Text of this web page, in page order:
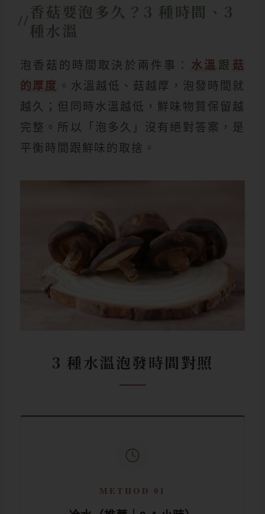
香菇要泡多久？3 種時間、3
種水溫
泡香菇的時間取決於兩件事： 水溫 跟 菇
的厚度 。水溫越低、菇越厚，泡發時間就
越久；但同時水溫越低，鮮味物質保留越
完整。所以「泡多久」沒有絕對答案，是
平衡時間跟鮮味的取捨。
3 種水溫泡發時間對照
METHOD 01